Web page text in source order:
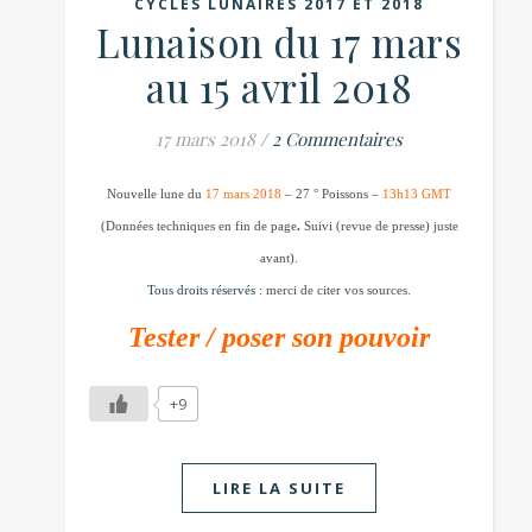
Lunaison du 17 mars
au 15 avril 2018
17 mars 2018 / 2 Commentaires
Nouvelle lune du 17 mars 2018 – 27 ° Poissons – 13h13 GMT
(Données techniques en fin de page. Suivi (revue de presse) juste
avant).
Tous droits réservés : merci de citer vos sources.
Tester / poser son pouvoir
+9
LIRE LA SUITE